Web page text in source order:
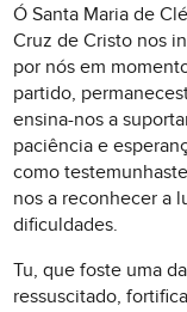
Ó Santa Maria de
Cruz de Cristo nos
por nós em
partido,
ensina-nos a
paciência e
como
nos a reconhecer a
dificuldades.
Tu, que foste uma
ressuscitado,